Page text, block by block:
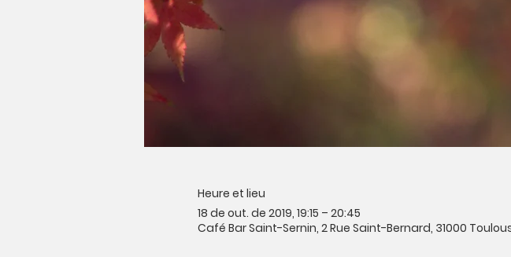
Heure et lieu
18 de out. de 2019, 19:15 – 20:45
Café Bar Saint-Sernin, 2 Rue Saint-Bernard, 31000